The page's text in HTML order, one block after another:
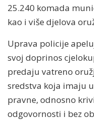
25.240 komada
kao i više djelova
Uprava policije
svoj doprinos
predaju vatreno
sredstva koja imaju
pravne, odnosno
odgovornosti i bez